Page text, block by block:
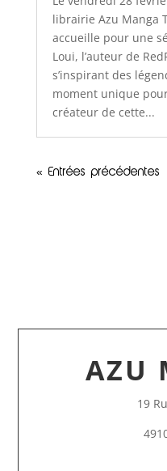
librairie Azu Manga
accueille pour une
Loui, l’auteur de
s’inspirant des
moment unique
créateur de cette...
« Entrées précédentes
AZU
19